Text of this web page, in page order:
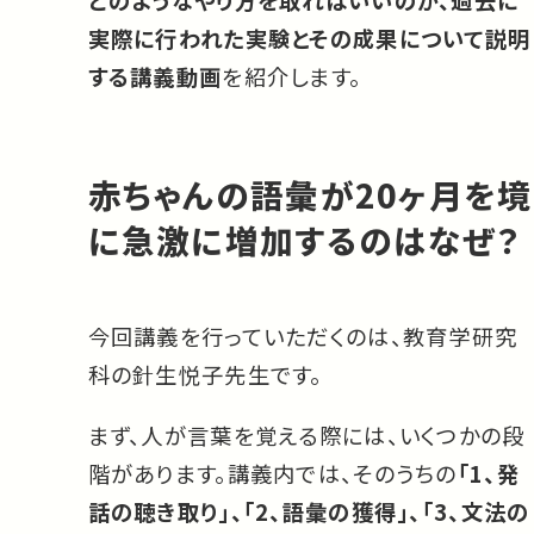
実際に行われた実験とその成果について説明
する講義動画を紹介します。
赤ちゃんの語彙が20ヶ月を境
に急激に増加するのはなぜ？
今回講義を行っていただくのは、教育学研究
科の針生悦子先生です。
まず、人が言葉を覚える際には、いくつかの段
階があります。講義内では、そのうちの「1、発
話の聴き取り」、「2、語彙の獲得」、「3、文法の